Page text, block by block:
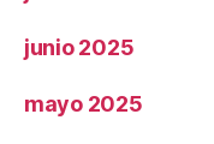
junio 2025
mayo 2025